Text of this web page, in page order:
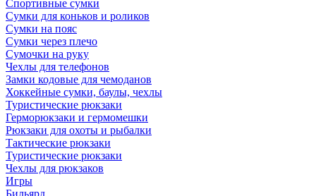
Спортивные сумки
Сумки для коньков и роликов
Сумки на пояс
Сумки через плечо
Сумочки на руку
Чехлы для телефонов
Замки кодовые для чемоданов
Хоккейные сумки, баулы, чехлы
Туристические рюкзаки
Герморюкзаки и гермомешки
Рюкзаки для охоты и рыбалки
Тактические рюкзаки
Туристические рюкзаки
Чехлы для рюкзаков
Игры
Бильярд